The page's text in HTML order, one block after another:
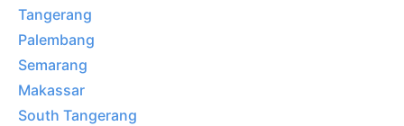
Tangerang
Palembang
Semarang
Makassar
South Tangerang